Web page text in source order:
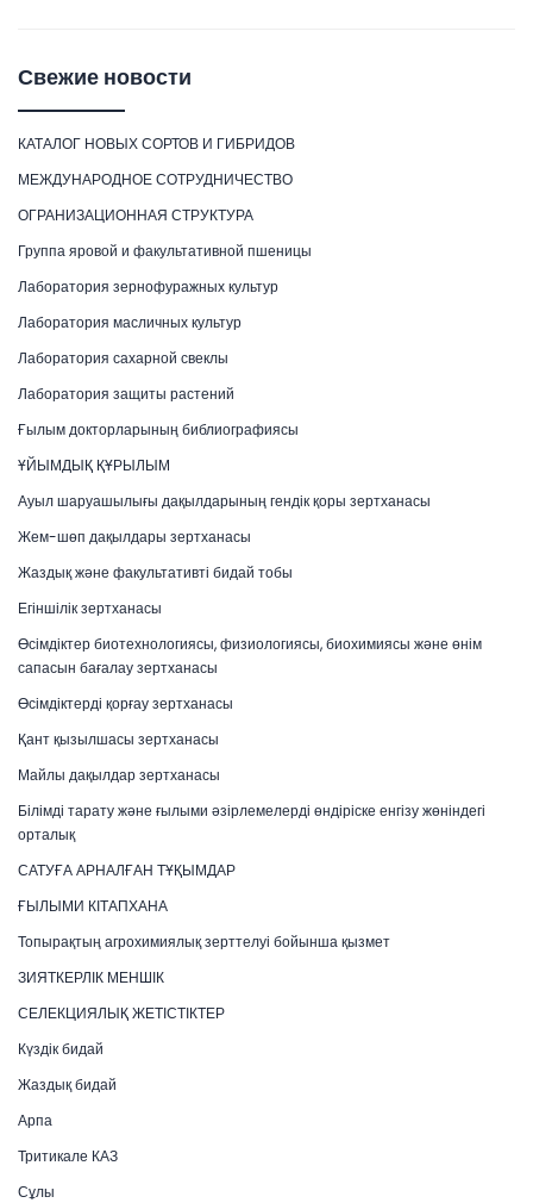
Свежие новости
КАТАЛОГ НОВЫХ СОРТОВ И ГИБРИДОВ
МЕЖДУНАРОДНОЕ СОТРУДНИЧЕСТВО
ОГРАНИЗАЦИОННАЯ СТРУКТУРА
Группа яровой и факультативной пшеницы
Лаборатория зернофуражных культур
Лаборатория масличных культур
Лаборатория сахарной свеклы
Лаборатория защиты растений
Ғылым докторларының библиографиясы
ҰЙЫМДЫҚ ҚҰРЫЛЫМ
Ауыл шаруашылығы дақылдарының гендік қоры зертханасы
Жем-шөп дақылдары зертханасы
Жаздық және факультативті бидай тобы
Егіншілік зертханасы
Өсімдіктер биотехнологиясы, физиологиясы, биохимиясы және өнім
сапасын бағалау зертханасы
Өсімдіктерді қорғау зертханасы
Қант қызылшасы зертханасы
Майлы дақылдар зертханасы
Білімді тарату және ғылыми әзірлемелерді өндіріске енгізу жөніндегі
орталық
САТУҒА АРНАЛҒАН ТҰҚЫМДАР
ҒЫЛЫМИ КІТАПХАНА
Топырақтың агрохимиялық зерттелуі бойынша қызмет
ЗИЯТКЕРЛІК МЕНШІК
СЕЛЕКЦИЯЛЫҚ ЖЕТІСТІКТЕР
Күздік бидай
Жаздық бидай
Арпа
Тритикале КАЗ
Сұлы